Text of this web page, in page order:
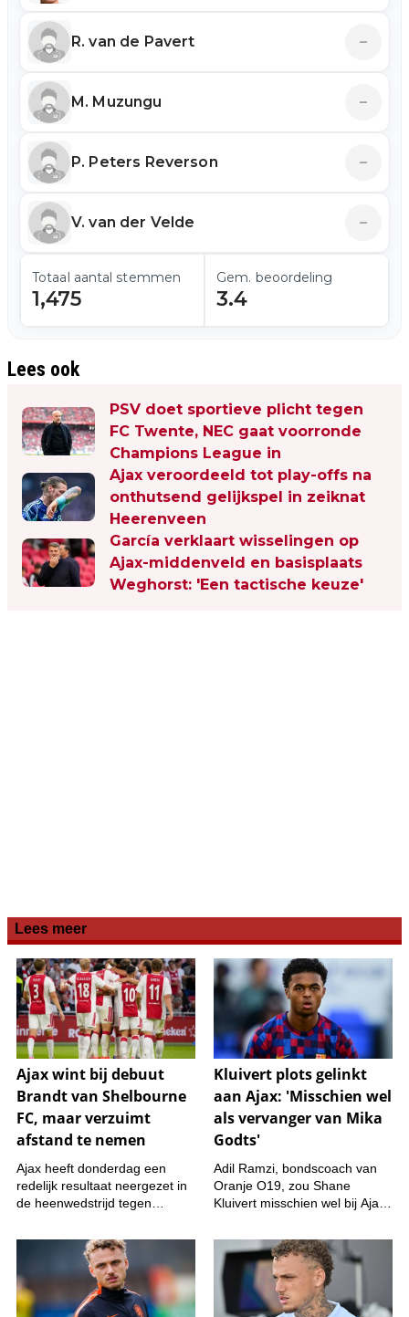
R. van de Pavert –
M. Muzungu –
P. Peters Reverson –
V. van der Velde –
Totaal aantal stemmen
1,475
Gem. beoordeling
3.4
Lees ook
PSV doet sportieve plicht tegen
FC Twente, NEC gaat voorronde
Champions League in
Ajax veroordeeld tot play-offs na
onthutsend gelijkspel in zeiknat
Heerenveen
García verklaart wisselingen op
Ajax-middenveld en basisplaats
Weghorst: 'Een tactische keuze'